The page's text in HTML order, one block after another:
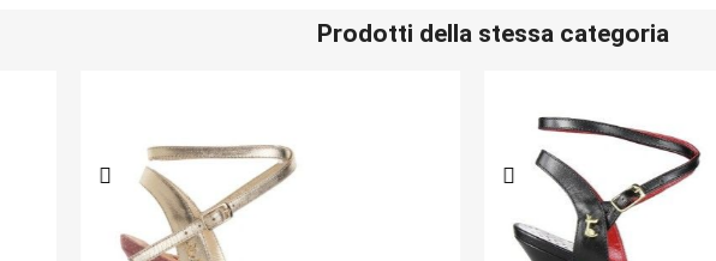
Prodotti della stessa categoria